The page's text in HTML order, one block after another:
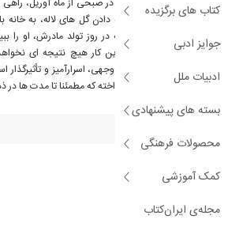
کتاب های برگزیده
جوایز ادبی
ادبیات ملل
بسته های پیشنهادی
محصولات فرهنگی
کمک آموزشی
مجله‌ی ایران‌کتاب
قول داد که قبل از شکوفه دادن گل های لاله، به خانه
سالامانکا امیدوار است که در روز تولد مادرش، او را
پدرش معتقد است که این کار هیچ نتیجه ای
دیگران راه برو، رمانی چندوجهی، اسرارآمیز و
داستانی منحصربه فرد پرداخته که مطمئنا تا مدت ها
درباره شرون کریچ